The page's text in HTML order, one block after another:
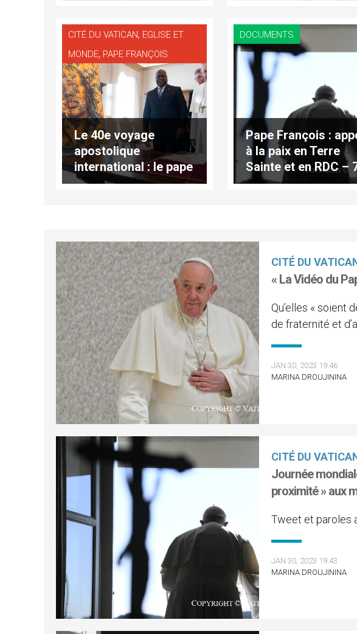
CITÉ DU VATICAN, EGLISE ET
MONDE, PAPE FRANÇOIS
Le 40e voyage
apostolique
international : le pape
s’est envolé pour
DOCUMENTS
Pape François :
à la paix en Terre
Sainte et en RDC –
titres, lundi 30
CITÉ DU
« La Vidéo du
Qu’elles « soient
de fraternité et
JAN 30, 2023 19:46
MARINA DROUJININA
CITÉ DU
Journée
proximité » aux
Tweet et paroles
JAN 30, 2023 19:43
MARINA DROUJININA